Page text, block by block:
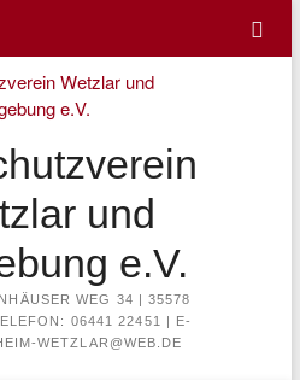
und
e.V.
WEG 34 | 35578
06441 22451 | E-
WETZLAR@WEB.DE